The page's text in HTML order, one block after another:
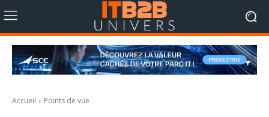
Accueil Points de vue